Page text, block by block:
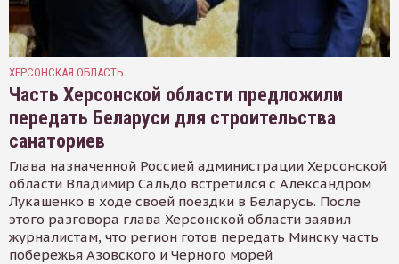
ХЕРСОНСКАЯ ОБЛАСТЬ
Часть Херсонской области предложили
передать Беларуси для строительства
санаториев
Глава назначенной Россией администрации Херсонской
области Владимир Сальдо встретился с Александром
Лукашенко в ходе своей поездки в Беларусь. После
этого разговора глава Херсонской области заявил
журналистам, что регион готов передать Минску часть
побережья Азовского и Черного морей